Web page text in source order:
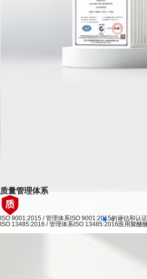
ISO 45001:2018/职业健康安全管理体系符合:
GB/T 45001-2020
产品认证
REACH / 通过了欧盟REACH的注册
K-REACH / 通过了韩国REACH的注册
参编起草《医用增材制造 粉末床熔融用聚醚醚酮粉末》
牵头起草《无卤阻燃聚醚醚酮电缆料团体标准》